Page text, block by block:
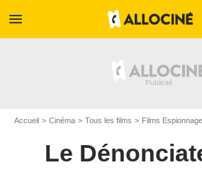
menu
Accueil Cinéma Tous les films Films Espionnage
Le